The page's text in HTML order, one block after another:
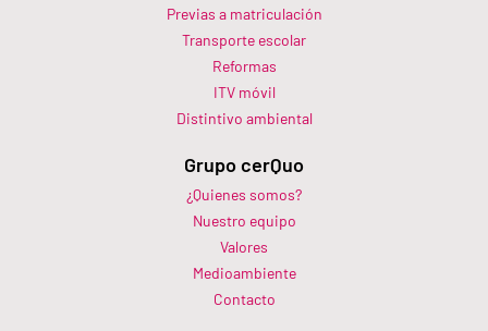
Previas a matriculación
Transporte escolar
Reformas
ITV móvil
Distintivo ambiental
Grupo cerQuo
¿Quienes somos?
Nuestro equipo
Valores
Medioambiente
Contacto